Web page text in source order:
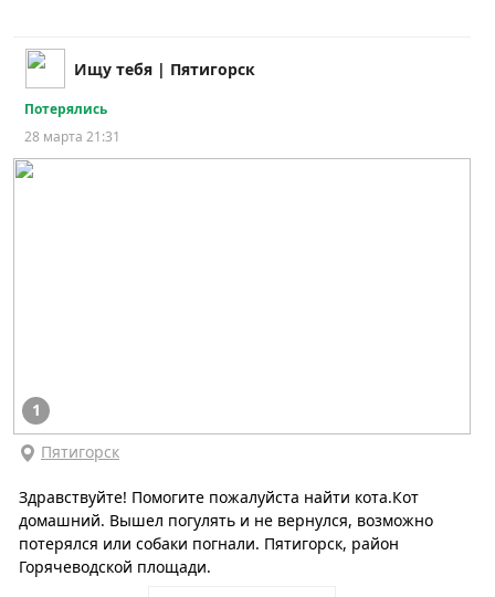
Ищу тебя | Пятигорск
Потерялись
28 марта 21:31
1
Пятигорск
Здравствуйте! Помогите пожалуйста найти кота.Кот
домашний. Вышел погулять и не вернулся, возможно
потерялся или собаки погнали. Пятигорск, район
Горячеводской площади.